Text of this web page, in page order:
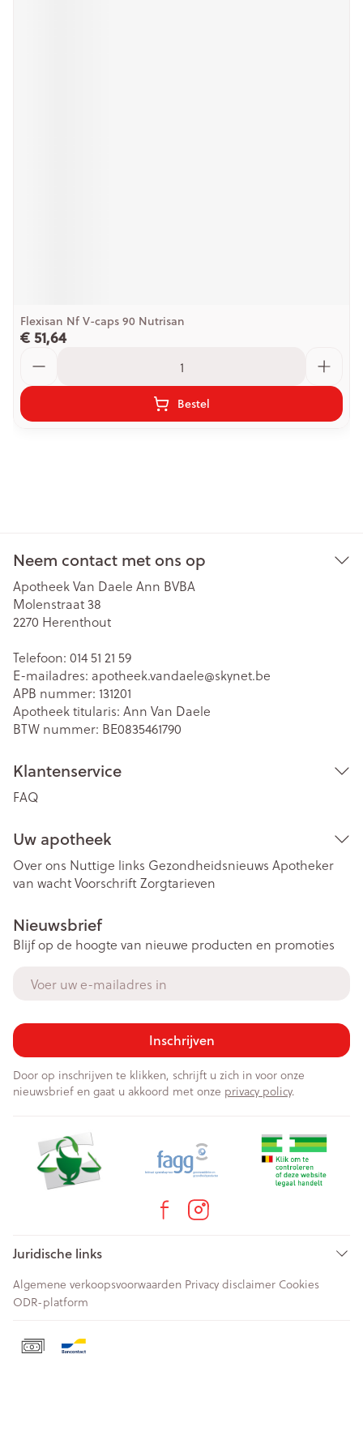
Flexisan Nf V-caps 90 Nutrisan
€ 51,64
Bestel
Neem contact met ons op
Apotheek Van Daele Ann BVBA
Molenstraat 38
2270 Herenthout
Telefoon: 014 51 21 59
E-mailadres: apotheek.vandaele@skynet.be
APB nummer: 131201
Apotheek titularis: Ann Van Daele
BTW nummer: BE0835461790
Klantenservice
FAQ
Uw apotheek
Over ons Nuttige links Gezondheidsnieuws Apotheker
van wachtVoorschriftZorgtarieven
Nieuwsbrief
Blijf op de hoogte van nieuwe producten en promoties
Inschrijven
Door op inschrijven te klikken, schrijft u zich in voor onze
nieuwsbrief en gaat u akkoord met onze privacy policy.
Juridische links
Algemene verkoopsvoorwaarden Privacy disclaimer Cookies
ODR-platform